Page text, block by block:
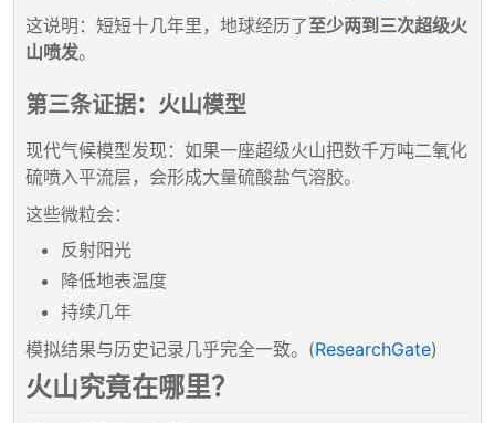
这说明：短短十几年里，地球经历了至少两到三次超级火
山喷发。
第三条证据：火山模型
现代气候模型发现：如果一座超级火山把数千万吨二氧化
硫喷入平流层，会形成大量硫酸盐气溶胶。
这些微粒会：
反射阳光
降低地表温度
持续几年
模拟结果与历史记录几乎完全一致。(ResearchGate)
火山究竟在哪里？